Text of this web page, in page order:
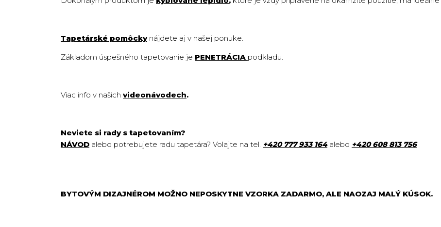
Tapetárské pomôcky nájdete aj v našej ponuke.
Základom úspešného tapetovanie je PENETRÁCIA podkladu.
Viac info v našich videonávodech.
Neviete si rady s tapetovaním?
NÁVOD alebo potrebujete radu tapetára? Volajte na tel. +420 777 933 164alebo +420 608 813 756
BYTOVÝM DIZAJNÉROM MOŽNO NEPOSKYTNE VZORKA ZADARMO, ALE NAOZAJ MALÝ KÚSOK.